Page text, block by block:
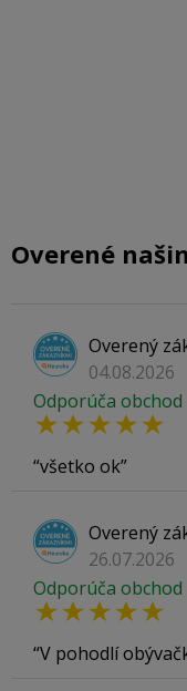
Overené
Overený
04.08.2026
Odporúča obchod
všetko ok
Overený
26.07.2026
Odporúča obchod
V pohodlí